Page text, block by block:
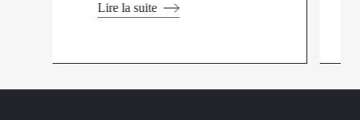
Lire la suite